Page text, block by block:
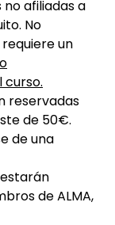
afiliadas a
No
un
curso.
reservadas
de 50€.
de una
de ALMA,